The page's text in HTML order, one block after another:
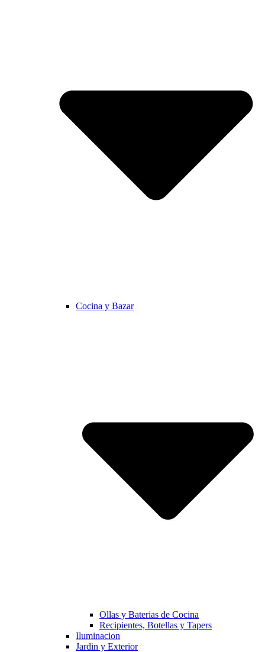
Cocina y Bazar
Ollas y Baterias de Cocina
Recipientes, Botellas y Tapers
Iluminacion
Jardin y Exterior